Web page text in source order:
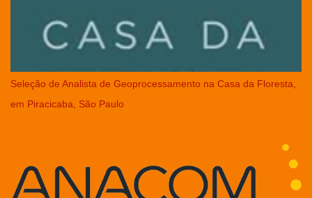
Seleção de Analista de Geoprocessamento na Casa da Floresta,
em Piracicaba, São Paulo